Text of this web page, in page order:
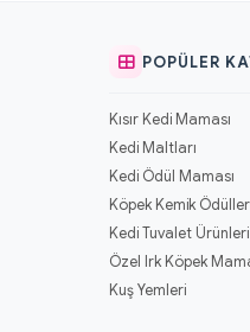
POPÜLER
Kısır Kedi Maması
Kedi Maltları
Kedi Ödül Maması
Köpek Kemik
Kedi Tuvalet Ürünleri
Özel Irk Köpek
Kuş Yemleri